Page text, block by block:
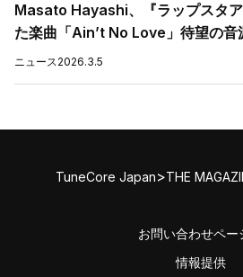
Masato Hayashi、『ラップスタ
た楽曲「Ain’t No Love」待望の音
ニュース2026.3.5
TuneCore Japan>THE
お問い合わせペー
情報提供